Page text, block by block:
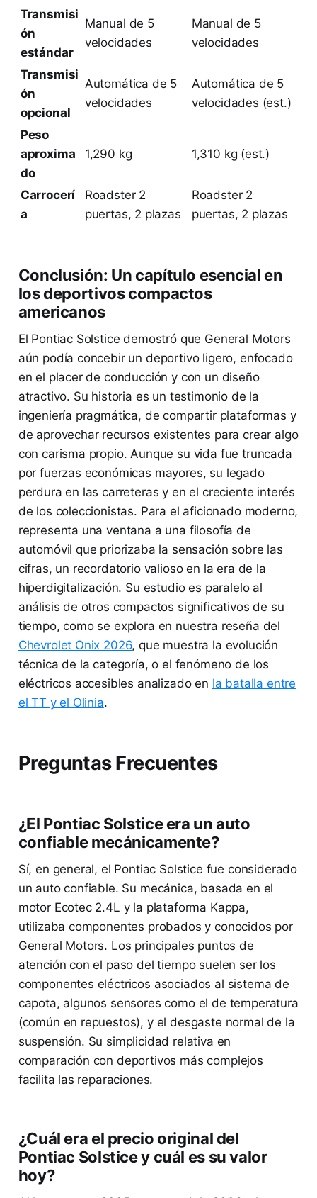
Transmisi
ón
estándar
Manual de 5
velocidades
Manual de 5
velocidades
Transmisi
ón
opcional
Automática de 5
velocidades
Automática de 5
velocidades (est.)
Peso
aproxima
do
1,290 kg 1,310 kg (est.)
Carrocerí
a
Roadster 2
puertas, 2 plazas
Roadster 2
puertas, 2 plazas
Conclusión: Un capítulo esencial en
los deportivos compactos
americanos
El Pontiac Solstice demostró que General Motors
aún podía concebir un deportivo ligero, enfocado
en el placer de conducción y con un diseño
atractivo. Su historia es un testimonio de la
ingeniería pragmática, de compartir plataformas y
de aprovechar recursos existentes para crear algo
con carisma propio. Aunque su vida fue truncada
por fuerzas económicas mayores, su legado
perdura en las carreteras y en el creciente interés
de los coleccionistas. Para el aficionado moderno,
representa una ventana a una filosofía de
automóvil que priorizaba la sensación sobre las
cifras, un recordatorio valioso en la era de la
hiperdigitalización. Su estudio es paralelo al
análisis de otros compactos significativos de su
tiempo, como se explora en nuestra reseña del
Chevrolet Onix 2026, que muestra la evolución
técnica de la categoría, o el fenómeno de los
eléctricos accesibles analizado en la batalla entre
el TT y el Olinia.
Preguntas Frecuentes
¿El Pontiac Solstice era un auto
confiable mecánicamente?
Sí, en general, el Pontiac Solstice fue considerado
un auto confiable. Su mecánica, basada en el
motor Ecotec 2.4L y la plataforma Kappa,
utilizaba componentes probados y conocidos por
General Motors. Los principales puntos de
atención con el paso del tiempo suelen ser los
componentes eléctricos asociados al sistema de
capota, algunos sensores como el de temperatura
(común en repuestos), y el desgaste normal de la
suspensión. Su simplicidad relativa en
comparación con deportivos más complejos
facilita las reparaciones.
¿Cuál era el precio original del
Pontiac Solstice y cuál es su valor
hoy?